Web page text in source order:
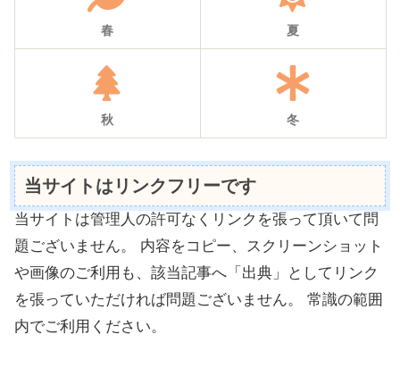
春 夏
秋 冬
当サイトはリンクフリーです
当サイトは管理人の許可なくリンクを張って頂いて問
題ございません。 内容をコピー、スクリーンショット
や画像のご利用も、該当記事へ「出典」としてリンク
を張っていただければ問題ございません。 常識の範囲
内でご利用ください。